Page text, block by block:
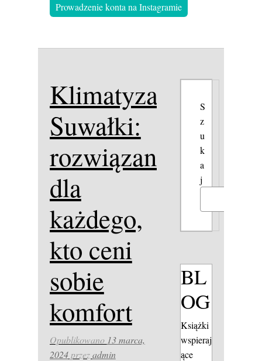
Prowadzenie konta na Instagramie
Klimatyzacja
Suwałki:
rozwiązanie
dla
każdego,
kto ceni
sobie
komfort
Opublikowano 13 marca,
2024przezadmin
S
z
u
k
a
j
BL
OG
Książki
wspieraj
ące